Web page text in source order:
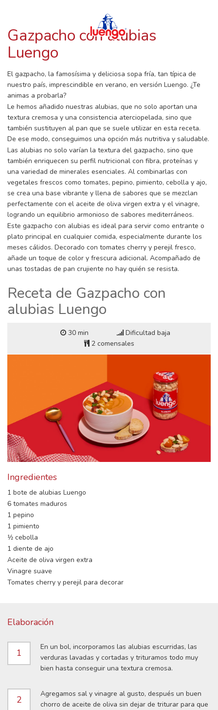
Gazpacho con alubias
Luengo
El gazpacho, la famosísima y deliciosa sopa fría, tan típica de
nuestro país, imprescindible en verano, en versión Luengo. ¿Te
animas a probarla?
Le hemos añadido nuestras alubias, que no solo aportan una
textura cremosa y una consistencia aterciopelada, sino que
también sustituyen al pan que se suele utilizar en esta receta.
De ese modo, conseguimos una opción más nutritiva y saludable.
Las alubias no solo varían la textura del gazpacho, sino que
también enriquecen su perfil nutricional con fibra, proteínas y
una variedad de minerales esenciales. Al combinarlas con
vegetales frescos como tomates, pepino, pimiento, cebolla y ajo,
se crea una base vibrante y llena de sabores que se mezclan
perfectamente con el aceite de oliva virgen extra y el vinagre,
logrando un equilibrio armonioso de sabores mediterráneos.
Este gazpacho con alubias es ideal para servir como entrante o
plato principal en cualquier comida, especialmente durante los
meses cálidos. Decorado con tomates cherry y perejil fresco,
añade un toque de color y frescura adicional. Acompañado de
unas tostadas de pan crujiente no hay quién se resista.
Receta de Gazpacho con
alubias Luengo
30 min
Dificultad baja
2 comensales
Ingredientes
1 bote de alubias Luengo
6 tomates maduros
1 pepino
1 pimiento
1⁄2 cebolla
1 diente de ajo
Aceite de oliva virgen extra
Vinagre suave
Tomates cherry y perejil para decorar
Elaboración
1
En un bol, incorporamos las alubias escurridas, las
verduras lavadas y cortadas y trituramos todo muy
bien hasta conseguir una textura cremosa.
2
Agregamos sal y vinagre al gusto, después un buen
chorro de aceite de oliva sin dejar de triturar para que